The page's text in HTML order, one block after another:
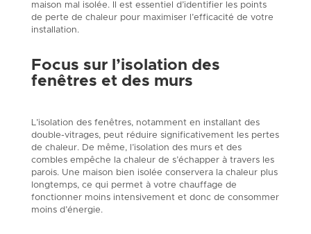
maison mal isolée. Il est essentiel d’identifier les points
de perte de chaleur pour maximiser l’efficacité de votre
installation.
Focus sur l’isolation des
fenêtres et des murs
L’isolation des fenêtres, notamment en installant des
double-vitrages, peut réduire significativement les pertes
de chaleur. De même, l’isolation des murs et des
combles empêche la chaleur de s’échapper à travers les
parois. Une maison bien isolée conservera la chaleur plus
longtemps, ce qui permet à votre chauffage de
fonctionner moins intensivement et donc de consommer
moins d’énergie.